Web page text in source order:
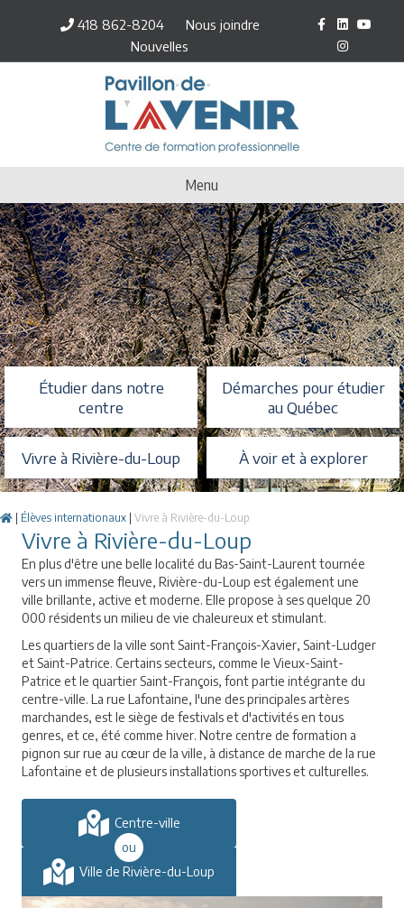
418 862-8204
Nous joindre
Nouvelles
Facebook
LinkedinYoutube
Menu
Étudier dans notre
centre
Démarches pour étudier
au Québec
Vivre à Rivière-du-Loup À voir et à explorer
Élèves internationaux Vivre à Rivière-du-Loup
Vivre à Rivière-du-Loup
En plus d'être une belle localité du Bas-Saint-Laurent tournée
vers un immense fleuve, Rivière-du-Loup est également une
ville brillante, active et moderne. Elle propose à ses quelque 20
000 résidents un milieu de vie chaleureux et stimulant.
Les quartiers de la ville sont Saint-François-Xavier, Saint-Ludger
et Saint-Patrice. Certains secteurs, comme le Vieux-Saint-
Patrice et le quartier Saint-François, font partie intégrante du
centre-ville. La rue Lafontaine, l'une des principales artères
marchandes, est le siège de festivals et d'activités en tous
genres, et ce, été comme hiver. Notre centre de formation a
pignon sur rue au cœur de la ville, à distance de marche de la rue
Lafontaine et de plusieurs installations sportives et culturelles.
Centre-ville
ou
Ville de Rivière-du-Loup